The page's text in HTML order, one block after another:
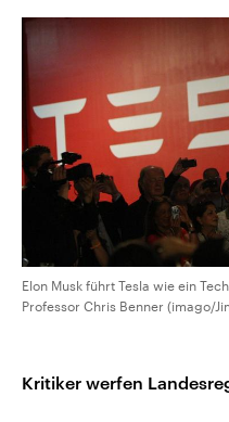
Elon Musk führt Tesla wie ein
Professor Chris Benner (imago/
Kritiker werfen